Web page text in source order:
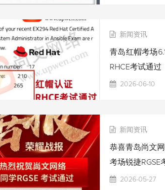
新闻资讯
青岛红帽考场
RHCE考试通过
2026-06-10
新闻资讯
恭喜青岛尚文
考场锐捷RGSE
2026-05-27